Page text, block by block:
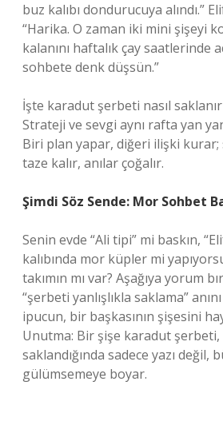
buz kalıbı dondurucuya alındı.”
“Harika. O zaman iki mini şişeyi
kalanını haftalık çay saatlerinde
sohbete denk düşsün.”
İşte karadut şerbeti nasıl
Strateji ve sevgi aynı rafta yan
Biri plan yapar, diğeri ilişki
taze kalır, anılar çoğalır.
Şimdi Söz Sende: Mor Sohbet
Senin evde “Ali tipi” mi baskın,
kalıbında mor küpler mi
takımın mı var? Aşağıya yorum
“şerbeti yanlışlıkla saklama”
ipucun, bir başkasının şişesini
Unutma: Bir şişe karadut
saklandığında sadece yazı değil,
gülümsemeye boyar.